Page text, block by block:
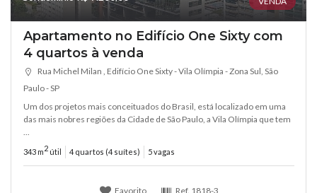
Apartamento no Edifício One Sixty com
4 quartos à venda
Rua Michel Milan , Edifício One Sixty - Vila Olímpia - Zona Sul, São
Paulo - SP
Um dos projetos mais conceituados do Brasil, está localizado em uma
das mais nobres regiões da Cidade de São Paulo, a Vila Olímpia que tem
...
343 m2 útil 4 quartos (4 suítes) 5 vagas
Favorito Ref. 1818-3